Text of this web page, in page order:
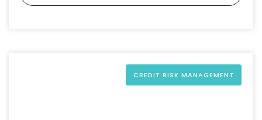
CREDIT RISK MANAGEMENT